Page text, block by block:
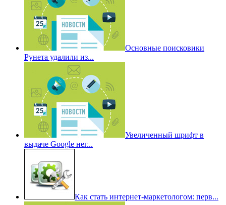
Основные поисковики
Рунета удалили из...
Увеличенный шрифт в
выдаче Google нег...
Как стать интернет-маркетологом: перв...